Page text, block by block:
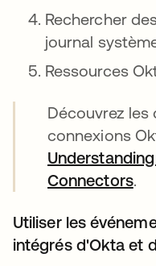
Rechercher
journal
Ressources
Découvrez
connexions
Connectors.
Utiliser les
intégrés d'Okta et